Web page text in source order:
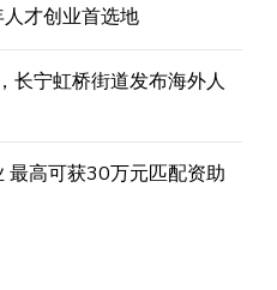
才创业首选地
长宁虹桥街道发布海外人
最高可获30万元匹配资助